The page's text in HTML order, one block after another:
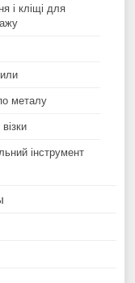
і кліщі для
металу
інструмент